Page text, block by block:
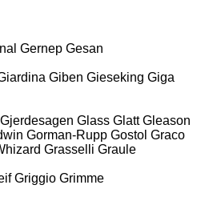
Gernep Gesan
Giben Gieseking Giga
Gjerdesagen Glass Glatt Gleason
Gorman-Rupp Gostol Graco
Grasselli Graule
Griggio Grimme